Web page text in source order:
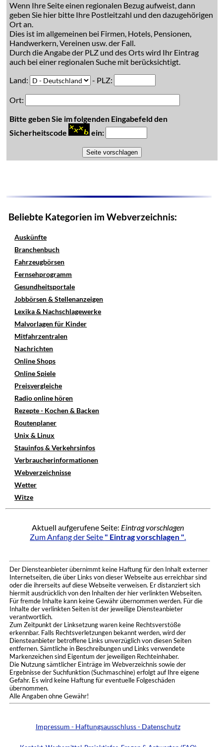
Wenn Ihre Seite einen regionalen Bezug aufweist, dann
geben Sie hier bitte Ihre Postleitzahl und den dazugehörigen
Ort an.
Dies ist im allgemeinen bei Firmen, Hotels, Pensionen,
Handwerkern, Vereinen usw. der Fall.
Durch die Angabe der PLZ und des Orts wird Ihr Eintrag
auch bei einer regionalen Suche mit berücksichtigt.
Land:
- PLZ:
Ort:
Bitte geben Sie im folgenden Eingabefeld den
Sicherheitscode
ein:
Beliebte Kategorien im Webverzeichnis:
Auskünfte
Branchenbuch
Fahrzeugbörsen
Fernsehprogramm
Gesundheitsportale
Jobbörsen & Stellenanzeigen
Lexika & Nachschlagewerke
Malvorlagen für Kinder
Mitfahrzentralen
Nachrichten
Online Shops
Online Spiele
Preisvergleiche
Radio online hören
Rezepte - Kochen & Backen
Routenplaner
Unix & Linux
Stauinfos & Verkehrsinfos
Verbraucherinformationen
Webverzeichnisse
Wetter
Witze
Aktuell aufgerufene Seite: Eintrag vorschlagen
Zum Anfang der Seite " Eintrag vorschlagen ".
Der Diensteanbieter übernimmt keine Haftung für den Inhalt externer
Internetseiten, die über Links von dieser Webseite aus erreichbar sind
oder die ihrerseits auf diese Webseite verweisen. Er distanziert sich
hiermit ausdrücklich von den Inhalten der hier verlinkten Webseiten.
Für fremde Inhalte kann keine Gewähr übernommen werden. Für die
Inhalte der verlinkten Seiten ist der jeweilige Diensteanbieter
verantwortlich.
Zum Zeitpunkt der Linksetzung waren keine Rechtsverstöße
erkennbar. Falls Rechtsverletzungen bekannt werden, wird der
Diensteanbieter betroffene Links unverzüglich von diesen Seiten
entfernen. Sämtliche in Beschreibungen und Links verwendete
Markenzeichen sind Eigentum der jeweiligen Rechteinhaber.
Die Nutzung sämtlicher Einträge im Webverzeichnis sowie der
Ergebnisse der Suchfunktion (Suchmaschine) erfolgt auf Ihre eigene
Gefahr. Es wird keine Haftung für eventuelle Folgeschäden
übernommen.
Alle Angaben ohne Gewähr!
Impressum - Haftungsausschluss - Datenschutz